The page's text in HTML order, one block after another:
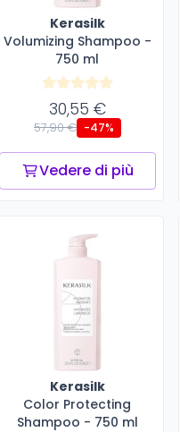
Kerasilk
Volumizing Shampoo -
750 ml
30,55 €
57,90 € -47%
Vedere di più
Kerasilk
Color Protecting
Shampoo - 750 ml